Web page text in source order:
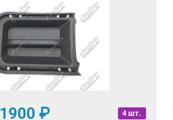
4 шт.
1900 ₽